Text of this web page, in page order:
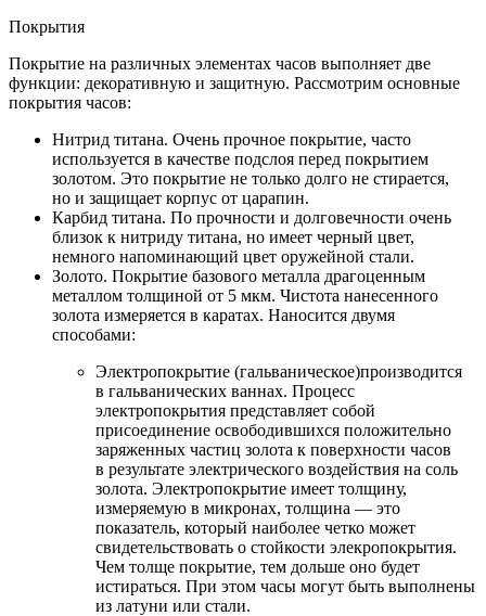
Покрытия
Покрытие на различных элементах часов выполняет две
функции: декоративную и защитную. Рассмотрим основные
покрытия часов:
Нитрид титана. Очень прочное покрытие, часто
используется в качестве подслоя перед покрытием
золотом. Это покрытие не только долго не стирается,
но и защищает корпус от царапин.
Карбид титана. По прочности и долговечности очень
близок к нитриду титана, но имеет черный цвет,
немного напоминающий цвет оружейной стали.
Золото. Покрытие базового металла драгоценным
металлом толщиной от 5 мкм. Чистота нанесенного
золота измеряется в каратах. Наносится двумя
способами:
Электропокрытие (гальваническое)производится
в гальванических ваннах. Процесс
электропокрытия представляет собой
присоединение освободившихся положительно
заряженных частиц золота к поверхности часов
в результате электрического воздействия на соль
золота. Электропокрытие имеет толщину,
измеряемую в микронах, толщина — это
показатель, который наиболее четко может
свидетельствовать о стойкости элекропокрытия.
Чем толще покрытие, тем дольше оно будет
истираться. При этом часы могут быть выполнены
из латуни или стали.